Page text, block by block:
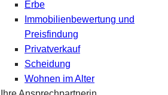
Erbe
Immobilienbewertung und
Preisfindung
Privatverkauf
Scheidung
Wohnen im Alter